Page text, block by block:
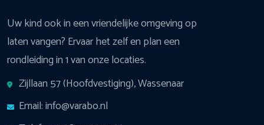
Uw kind ook in een vriendelijke omgeving op
laten vangen? Ervaar het zelf en plan een
rondleiding in 1 van onze locaties.
Zijllaan 57 (Hoofdvestiging), Wassenaar
Email: info@varabo.nl